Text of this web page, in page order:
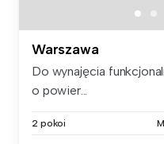
Warszawa
Do wynajęcia
o powier...
2 pokoi